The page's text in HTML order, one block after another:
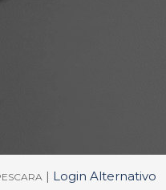
| Login Alternativo